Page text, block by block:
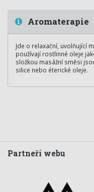
Aromaterapie
Jde o relaxační, uvolňující
používají rostlinné oleje
složkou masážní směsi
silice nebo éterické oleje.
Partneři webu